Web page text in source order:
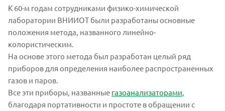
К 60-м годам сотрудниками физико-химической
лаборатории ВНИИОТ были разработаны основные
положения метода, названного линейно-
колористическим.
На основе этого метода был разработан целый ряд
приборов для определения наиболее распространенных
газов и паров.
Все эти приборы, названные газоанализаторами,
благодаря портативности и простоте в обращении с